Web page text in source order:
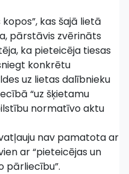
kas šajā lietā
pārstāvis zvērināts
ka pieteicēja tiesas
konkrētu
uz lietas dalībnieku
“uz šķietamu
normatīvo aktu
nav pamatota ar
ar “pieteicējas un
pārliecību”.